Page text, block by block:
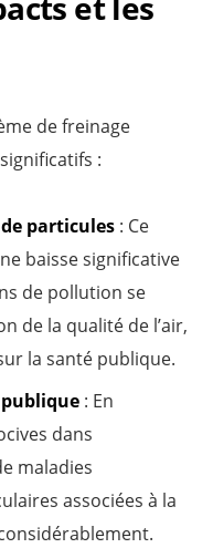
de freinage
:
particules : Ce
baisse significative
de pollution se
de la qualité de l’air,
la santé publique.
: En
dans
maladies
associées à la